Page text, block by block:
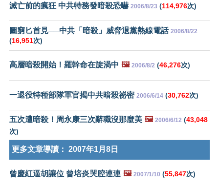
滅亡前的瘋狂 中共特務發暗殺恐嚇 2006/8/23 (114,976次)
圖窮匕首見──中共「暗殺」威脅退黨熱線電話 2006/8/22
(16,951次)
高層暗殺開始！羅幹命在旋渦中 🖼️ 2006/8/2 (46,276次)
一退役特種部隊軍官揭中共暗殺祕密 2006/6/14 (30,762次)
五次遭暗殺！周永康三次辭職沒那麼美 🖼️ 2006/6/12 (43,048
次)
更多文章導讀： 2007年1月8日
曾慶紅逼胡讓位 曾培炎哭腔連連 🖼️ 2007/1/10 (55,847次)